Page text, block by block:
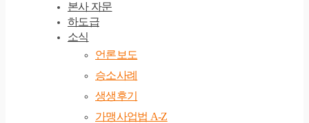
본사 자문
하도급
소식
언론보도
승소사례
생생후기
가맹사업법 A-Z